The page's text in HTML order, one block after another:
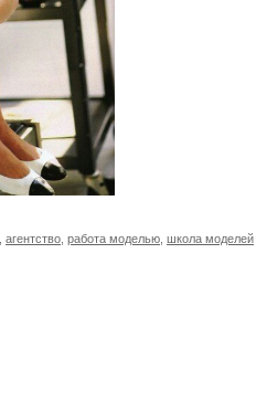
агентство работа моделью школа моделей